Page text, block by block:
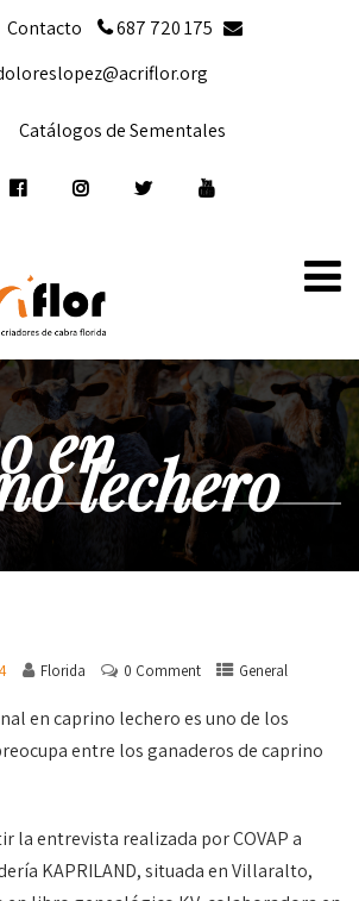
Contacto
687 720 175
Catálogos de Sementales
en
lechero
Florida 0 Comment General
en caprino lechero es uno de los
entre los ganaderos de caprino
la entrevista realizada por COVAP a
KAPRILAND, situada en Villaralto,